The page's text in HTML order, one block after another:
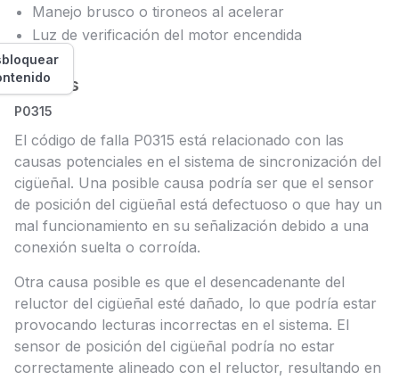
Manejo brusco o tironeos al acelerar
Luz de verificación del motor encendida
Causas
P0315
El código de falla P0315 está relacionado con las
causas potenciales en el sistema de sincronización del
cigüeñal. Una posible causa podría ser que el sensor
de posición del cigüeñal está defectuoso o que hay un
mal funcionamiento en su señalización debido a una
conexión suelta o corroída.
Otra causa posible es que el desencadenante del
reluctor del cigüeñal esté dañado, lo que podría estar
provocando lecturas incorrectas en el sistema. El
sensor de posición del cigüeñal podría no estar
correctamente alineado con el reluctor, resultando en